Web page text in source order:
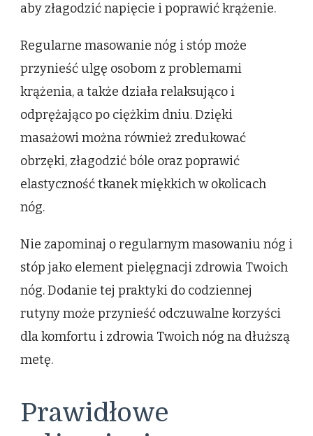
aby złagodzić napięcie i poprawić krążenie.
Regularne masowanie nóg i stóp może
przynieść ulgę osobom z problemami
krążenia, a także działa relaksująco i
odprężająco po ciężkim dniu. Dzięki
masażowi można również zredukować
obrzęki, złagodzić bóle oraz poprawić
elastyczność tkanek miękkich w okolicach
nóg.
Nie zapominaj o regularnym masowaniu nóg i
stóp jako element pielęgnacji zdrowia Twoich
nóg. Dodanie tej praktyki do codziennej
rutyny może przynieść odczuwalne korzyści
dla komfortu i zdrowia Twoich nóg na dłuższą
metę.
Prawidłowe